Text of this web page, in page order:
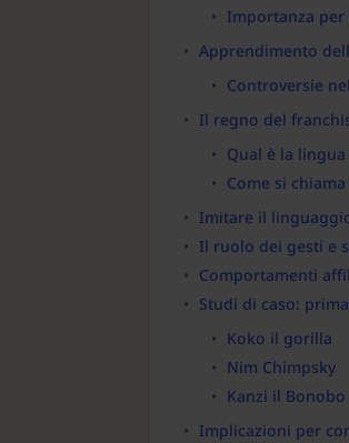
Importanza
Apprendimento
Controversie
Il regno del
Qual è la
Come si
Imitare il
Il ruolo dei gesti e
Comportamenti
Studi di caso:
Koko il gorilla
Nim Chimpsky
Kanzi il Bonobo
Implicazioni per